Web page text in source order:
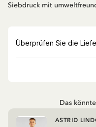
Siebdruck mit
Das
ASTRID